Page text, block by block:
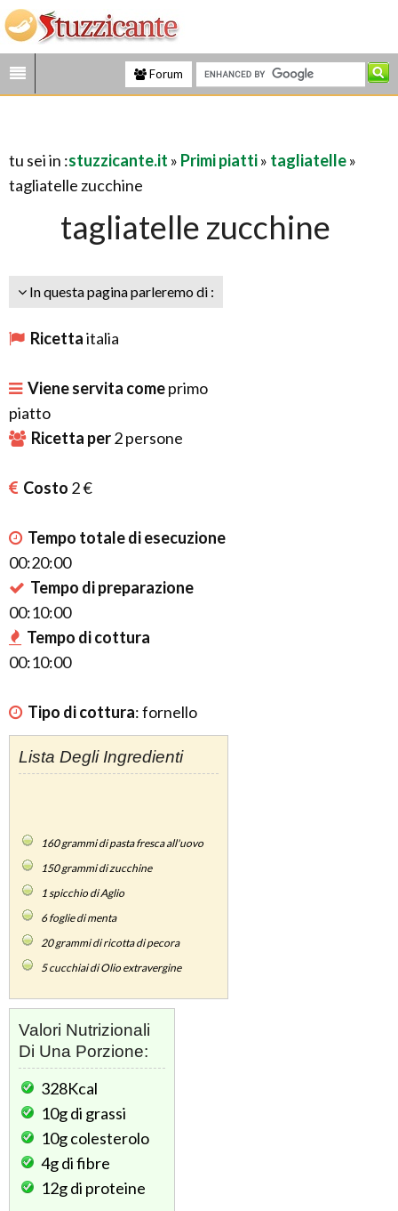
Forum
tu sei in :stuzzicante.it » Primi piatti» tagliatelle»
tagliatelle zucchine
tagliatelle zucchine
In questa pagina parleremo di :
Ricettaitalia
Viene servita comeprimo
piatto
Ricetta per2persone
Costo 2 €
Tempo totale di esecuzione
00:20:00
Tempo di preparazione
00:10:00
Tempo di cottura
00:10:00
Tipo di cottura:fornello
Lista Degli Ingredienti
160grammi di pasta fresca all'uovo
150grammi di zucchine
1spicchio di Aglio
6foglie di menta
20grammi di ricotta di pecora
5cucchiai di Olio extravergine
Valori Nutrizionali
Di Una Porzione:
328Kcal
10gdi grassi
10gcolesterolo
4gdi fibre
12gdi proteine